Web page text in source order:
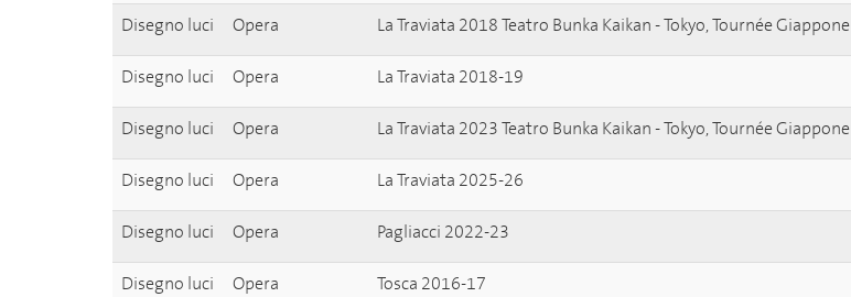
Disegno luci Opera La Traviata 2018 Teatro Bunka Kaikan - Tokyo, Tournée Giappone
Disegno luci Opera La Traviata 2018-19
Disegno luci Opera La Traviata 2023 Teatro Bunka Kaikan - Tokyo, Tournée Giappone
Disegno luci Opera La Traviata 2025-26
Disegno luci Opera Pagliacci 2022-23
Disegno luci Opera Tosca 2016-17